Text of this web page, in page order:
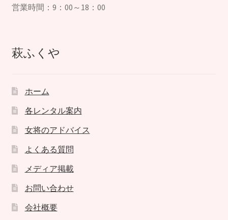
営業時間：9：00～18：00
萩ふくや
ホーム
各レンタル案内
女将のアドバイス
よくある質問
メディア掲載
お問い合わせ
会社概要